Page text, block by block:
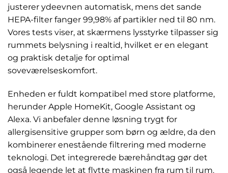
justerer ydeevnen automatisk, mens det sande
HEPA-filter fanger 99,98% af partikler ned til 80 nm.
Vores tests viser, at skærmens lysstyrke tilpasser sig
rummets belysning i realtid, hvilket er en elegant
og praktisk detalje for optimal
soveværelseskomfort.
Enheden er fuldt kompatibel med store platforme,
herunder Apple HomeKit, Google Assistant og
Alexa. Vi anbefaler denne løsning trygt for
allergisensitive grupper som børn og ældre, da den
kombinerer enestående filtrering med moderne
teknologi. Det integrerede bærehåndtag gør det
også legende let at flytte maskinen fra rum til rum.